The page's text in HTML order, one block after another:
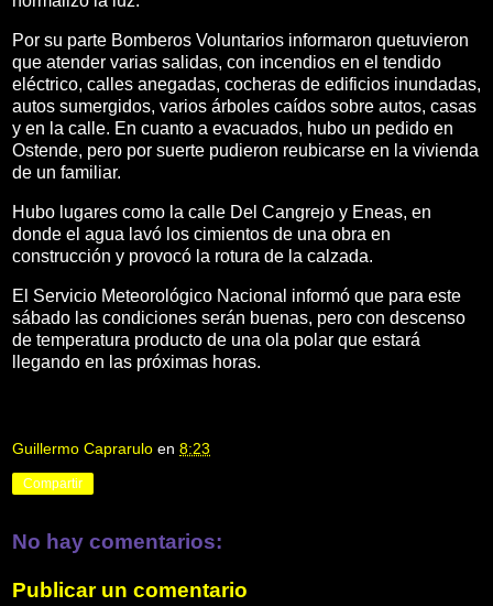
Por su parte Bomberos Voluntarios informaron quetuvieron
que atender varias salidas, con incendios en el tendido
eléctrico, calles anegadas, cocheras de edificios inundadas,
autos sumergidos, varios árboles caídos sobre autos, casas
y en la calle. En cuanto a evacuados, hubo un pedido en
Ostende, pero por suerte pudieron reubicarse en la vivienda
de un familiar.
Hubo lugares como la calle Del Cangrejo y Eneas, en
donde el agua lavó los cimientos de una obra en
construcción y provocó la rotura de la calzada.
El Servicio Meteorológico Nacional informó que para este
sábado las condiciones serán buenas, pero con descenso
de temperatura producto de una ola polar que estará
llegando en las próximas horas.
Guillermo Caprarulo en 8:23
Compartir
No hay comentarios:
Publicar un comentario